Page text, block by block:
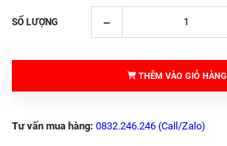
SỐ LƯỢNG
THÊM VÀO GIỎ HÀNG
Tư vấn mua hàng: 0832.246.246 (Call/Zalo)